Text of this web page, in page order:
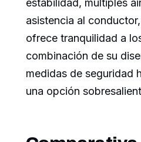
estabilidad, múltiples
asistencia al
ofrece tranquilidad a
combinación de su
medidas de seguridad
una opción